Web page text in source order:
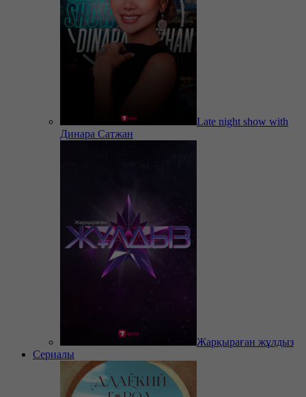
Late night show with
Динара Сатжан
Жарқыраған жұлдыз
Сериалы